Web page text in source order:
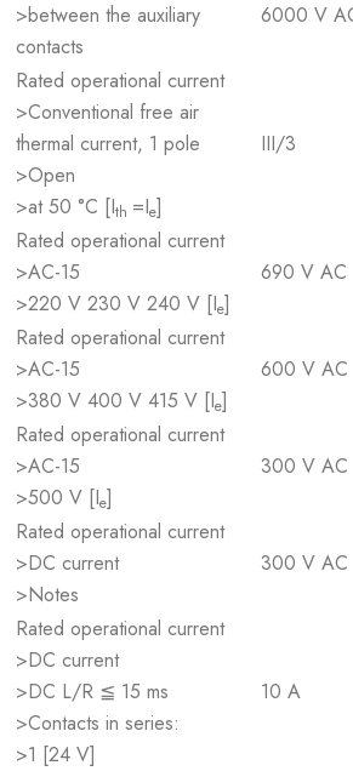
>between the auxiliary
contacts
6000 V
Rated operational current
>Conventional free air
thermal current, 1 pole
>Open
>at 50 °C [Ith =Ie]
III/3
Rated operational current
>AC-15
>220 V 230 V 240 V [Ie]
690 V AC
Rated operational current
>AC-15
>380 V 400 V 415 V [Ie]
600 V AC
Rated operational current
>AC-15
>500 V [Ie]
300 V AC
Rated operational current
>DC current
>Notes
300 V AC
Rated operational current
>DC current
>DC L/R ≦ 15 ms
>Contacts in series:
>1 [24 V]
10 A